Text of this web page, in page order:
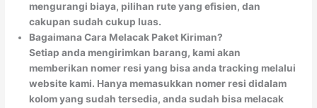
mengurangi biaya, pilihan rute yang efisien, dan
cakupan sudah cukup luas.
Bagaimana Cara Melacak Paket Kiriman?
Setiap anda mengirimkan barang, kami akan
memberikan nomer resi yang bisa anda tracking melalui
website kami. Hanya memasukkan nomer resi didalam
kolom yang sudah tersedia, anda sudah bisa melacak